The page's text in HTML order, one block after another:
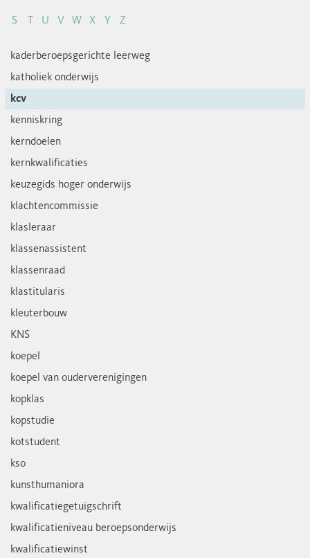
S T U V W X Y Z
kaderberoepsgerichte leerweg
katholiek onderwijs
kcv
kenniskring
kerndoelen
kernkwalificaties
keuzegids hoger onderwijs
klachtencommissie
klasleraar
klassenassistent
klassenraad
klastitularis
kleuterbouw
KNS
koepel
koepel van ouderverenigingen
kopklas
kopstudie
kotstudent
kso
kunsthumaniora
kwalificatiegetuigschrift
kwalificatieniveau beroepsonderwijs
kwalificatiewinst